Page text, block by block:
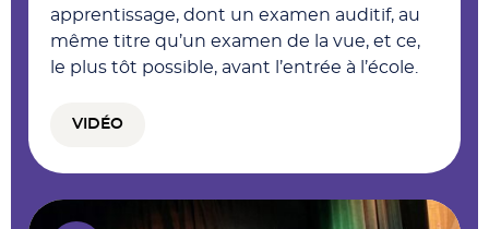
apprentissage, dont un examen auditif, au
même titre qu’un examen de la vue, et ce,
le plus tôt possible, avant l’entrée à l’école.
VIDÉO